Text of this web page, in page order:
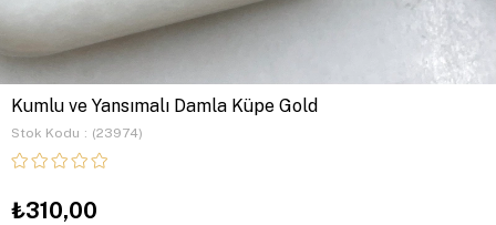
Kumlu ve Yansımalı Damla Küpe Gold
Stok Kodu (23974)
₺310,00